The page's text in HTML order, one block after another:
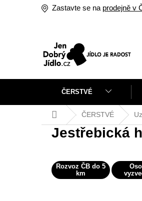
Zastavte se na prodejně v
ČERSTVÉ
Domů ČERSTVÉ
Jestřebická
Rozvoz ČB do 5
km